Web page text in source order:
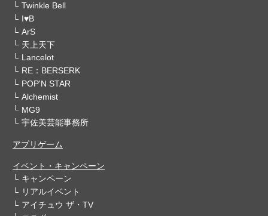
Twinkle Bell
I♥B
ArS
天上天下
Lancelot
RE：BERSERK
POP'N STAR
Alchemist
MG9
宇佐美芸能事務所
アプリゲーム
イベント・キャンペーン
キャンペーン
リアルイベント
アイチュウ ザ・TV